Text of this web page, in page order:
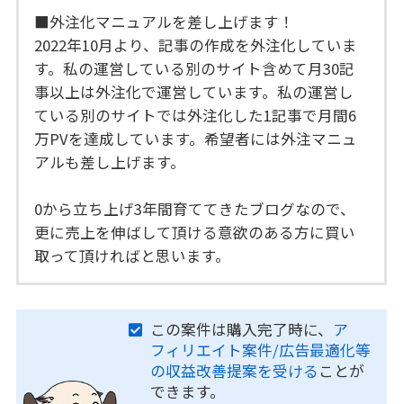
■外注化マニュアルを差し上げます！
2022年10月より、記事の作成を外注化していま
す。私の運営している別のサイト含めて月30記
事以上は外注化で運営しています。私の運営し
ている別のサイトでは外注化した1記事で月間6
万PVを達成しています。希望者には外注マニュ
アルも差し上げます。
0から立ち上げ3年間育ててきたブログなので、
更に売上を伸ばして頂ける意欲のある方に買い
取って頂ければと思います。
この案件は購入完了時に、 ア
フィリエイト案件/広告最適化等
の収益改善提案を受ける ことが
できます。